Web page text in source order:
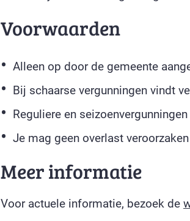
Voorwaarden
Alleen op door de gemeente
Bij schaarse vergunningen vindt
Reguliere en
Je mag geen overlast veroorzaken
Meer informatie
Voor actuele informatie, bezoek de